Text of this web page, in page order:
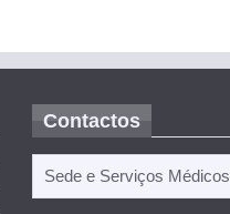
Contactos
Sede e Serviços Médicos